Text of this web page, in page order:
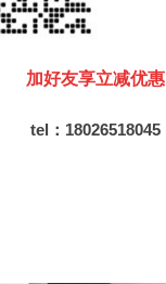
加好友享立减优惠
tel：18026518045